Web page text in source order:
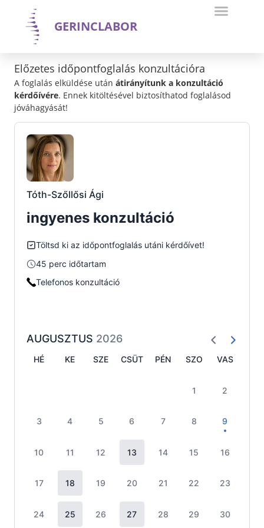
GERINCLABOR
Előzetes időpontfoglalás konzultációra
A foglalás elküldése után átirányítunk a konzultáció
kérdőívére. Ennek kitöltésével biztosíthatod foglalásod
jóváhagyását!
Tóth-Szőllősi Ági
ingyenes konzultáció
Töltsd ki az időpontfoglalás utáni kérdőívet!
45 perc időtartam
Telefonos konzultáció
AUGUSZTUS 2026
HÉ KE SZE CSÜT PÉN SZO VAS
1 2
3 4 5 6 7 8 9
10 11 12 13 14 15 16
17 18 19 20 21 22 23
24 25 26 27 28 29 30